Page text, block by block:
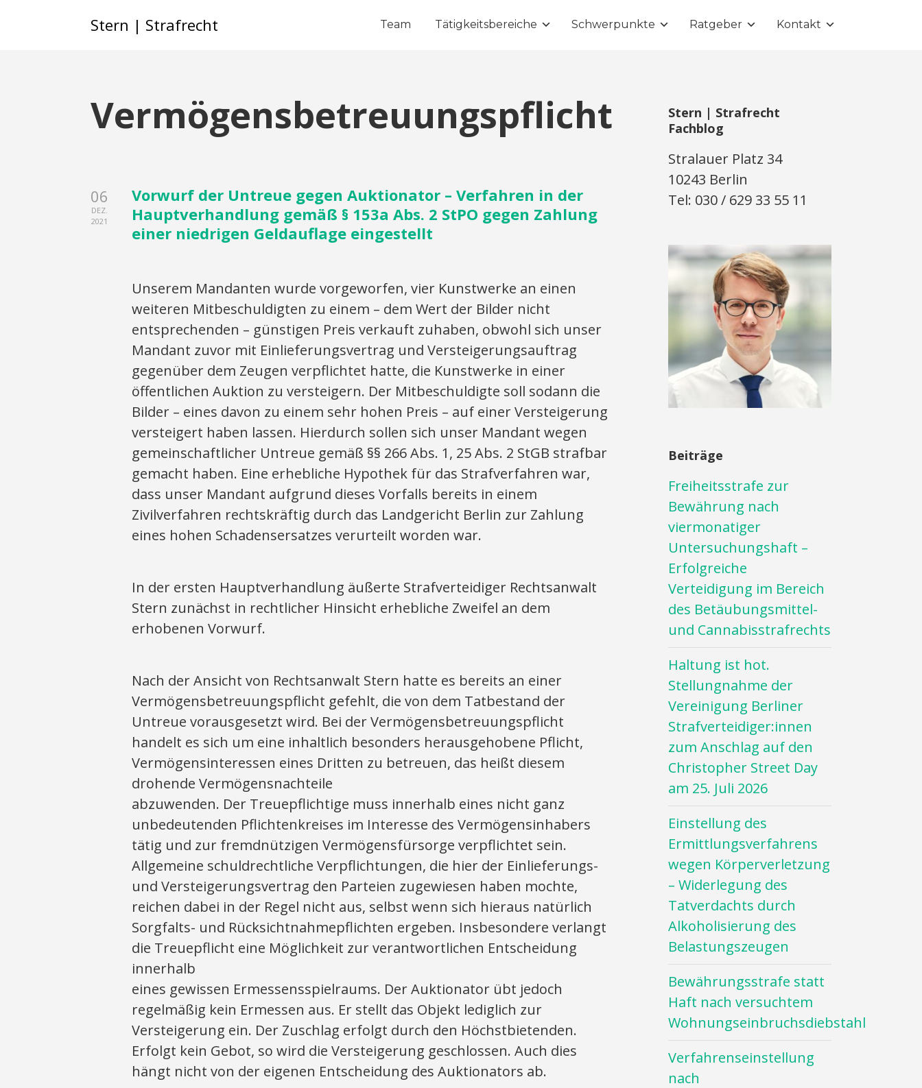
Stern | Strafrecht Team Tätigkeitsbereiche Schwerpunkte Ratgeber Kontakt
Vermögensbetreuungspflicht
06
DEZ.
2021
Vorwurf der Untreue gegen Auktionator – Verfahren in der
Hauptverhandlung gemäß § 153a Abs. 2 StPO gegen Zahlung
einer niedrigen Geldauflage eingestellt
Unserem Mandanten wurde vorgeworfen, vier Kunstwerke an einen
weiteren Mitbeschuldigten zu einem – dem Wert der Bilder nicht
entsprechenden – günstigen Preis verkauft zuhaben, obwohl sich unser
Mandant zuvor mit Einlieferungsvertrag und Versteigerungsauftrag
gegenüber dem Zeugen verpflichtet hatte, die Kunstwerke in einer
öffentlichen Auktion zu versteigern. Der Mitbeschuldigte soll sodann die
Bilder – eines davon zu einem sehr hohen Preis – auf einer Versteigerung
versteigert haben lassen. Hierdurch sollen sich unser Mandant wegen
gemeinschaftlicher Untreue gemäß §§ 266 Abs. 1, 25 Abs. 2 StGB strafbar
gemacht haben. Eine erhebliche Hypothek für das Strafverfahren war,
dass unser Mandant aufgrund dieses Vorfalls bereits in einem
Zivilverfahren rechtskräftig durch das Landgericht Berlin zur Zahlung
eines hohen Schadensersatzes verurteilt worden war.
In der ersten Hauptverhandlung äußerte Strafverteidiger Rechtsanwalt
Stern zunächst in rechtlicher Hinsicht erhebliche Zweifel an dem
erhobenen Vorwurf.
Nach der Ansicht von Rechtsanwalt Stern hatte es bereits an einer
Vermögensbetreuungspflicht gefehlt, die von dem Tatbestand der
Untreue vorausgesetzt wird. Bei der Vermögensbetreuungspflicht
handelt es sich um eine inhaltlich besonders herausgehobene Pflicht,
Vermögensinteressen eines Dritten zu betreuen, das heißt diesem
drohende Vermögensnachteile
abzuwenden. Der Treuepflichtige muss innerhalb eines nicht ganz
unbedeutenden Pflichtenkreises im Interesse des Vermögensinhabers
tätig und zur fremdnützigen Vermögensfürsorge verpflichtet sein.
Allgemeine schuldrechtliche Verpflichtungen, die hier der Einlieferungs-
und Versteigerungsvertrag den Parteien zugewiesen haben mochte,
reichen dabei in der Regel nicht aus, selbst wenn sich hieraus natürlich
Sorgfalts- und Rücksichtnahmepflichten ergeben. Insbesondere verlangt
die Treuepflicht eine Möglichkeit zur verantwortlichen Entscheidung
innerhalb
eines gewissen Ermessensspielraums. Der Auktionator übt jedoch
regelmäßig kein Ermessen aus. Er stellt das Objekt lediglich zur
Versteigerung ein. Der Zuschlag erfolgt durch den Höchstbietenden.
Erfolgt kein Gebot, so wird die Versteigerung geschlossen. Auch dies
hängt nicht von der eigenen Entscheidung des Auktionators ab.
Stern | Strafrecht
Fachblog
Stralauer Platz 34
10243 Berlin
Tel: 030 / 629 33 55 11
Beiträge
Freiheitsstrafe zur
Bewährung nach
viermonatiger
Untersuchungshaft –
Erfolgreiche
Verteidigung im Bereich
des Betäubungsmittel-
und Cannabisstrafrechts
Haltung ist hot.
Stellungnahme der
Vereinigung Berliner
Strafverteidiger:innen
zum Anschlag auf den
Christopher Street Day
am 25. Juli 2026
Einstellung des
Ermittlungsverfahrens
wegen Körperverletzung
– Widerlegung des
Tatverdachts durch
Alkoholisierung des
Belastungszeugen
Bewährungsstrafe statt
Haft nach versuchtem
Wohnungseinbruchsdiebstahl
Verfahrenseinstellung
nach